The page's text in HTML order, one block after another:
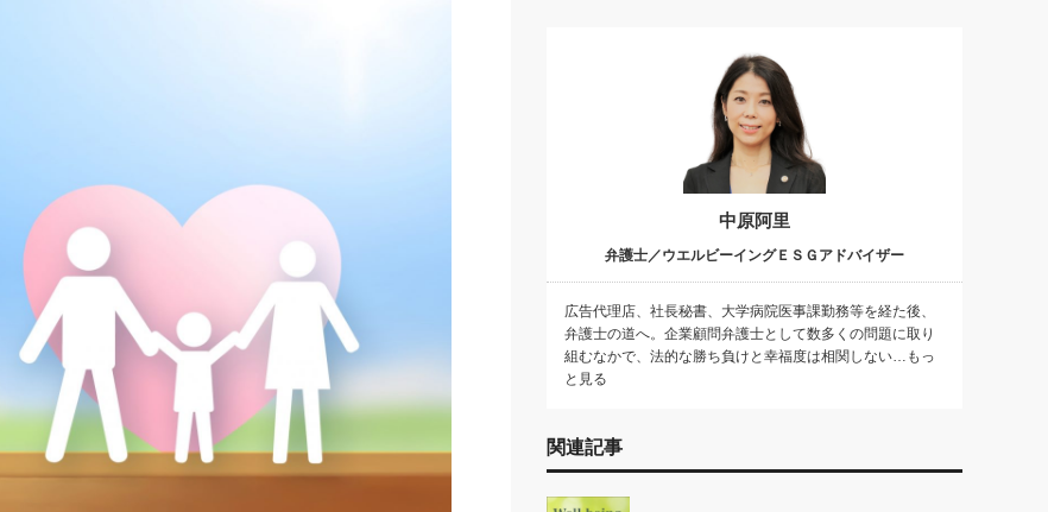
中原阿里
弁護士／ウエルビーイングＥＳＧアドバイザー
広告代理店、社長秘書、大学病院医事課勤務等を経た後、
弁護士の道へ。企業顧問弁護士として数多くの問題に取り
組むなかで、法的な勝ち負けと幸福度は相関しない…もっ
と見る
関連記事